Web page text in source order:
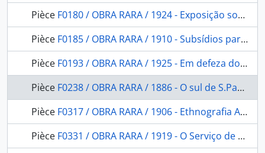
Pièce F0180 / OBRA RARA / 1924 - Exposição sobre as Terras da povoação indígena de São Jeronymo (Estado do Paraná) Apresentada ao. Ministro da Agricultura. pelo Dr. josé. Officio n. 374, de 25.11.1924. com 13 documentos annexos
Pièce F0185 / OBRA RARA / 1910 - Subsídios para o estudo dos Kaingangues do Paraná
Pièce F0193 / OBRA RARA / 1925 - Em defeza do índio e das fazendas nacionais. Discursos na Câmara a 28 de novembro, 19, 28 e 30 de Dezembro de 1924
Pièce F0238 / OBRA RARA / 1886 - O sul de S.Paulo: contribuição para o estudo da geografia física desta zona da província.
Pièce F0317 / OBRA RARA / 1906 - Ethnografia Americana: o exercicio da Medicina entre os indigenas da America.
Pièce F0331 / OBRA RARA / 1919 - O Serviço de Proteção aos Índios e a Historia da Colonização do Brazil